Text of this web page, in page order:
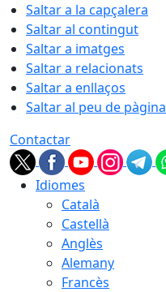
Saltar a la capçalera
Saltar al contingut
Saltar a imatges
Saltar a relacionats
Saltar a enllaços
Saltar al peu de pàgina
Contactar
Idiomes
Català
Castellà
Anglès
Alemany
Francès